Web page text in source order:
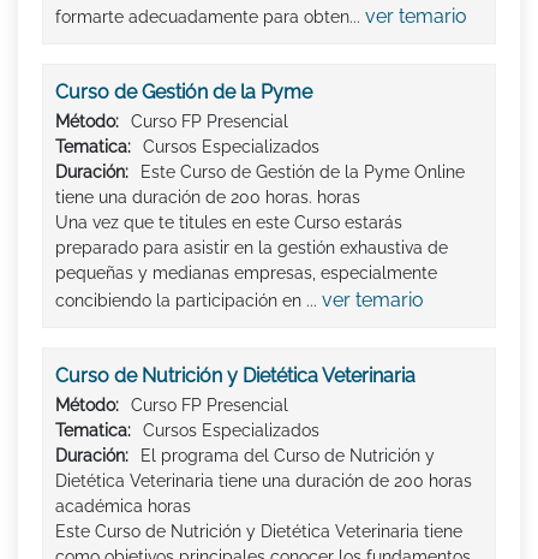
formarte adecuadamente para obten... ver temario
Curso de Gestión de la Pyme
Método:
Curso FP Presencial
Tematica:
Cursos Especializados
Duración:
Este Curso de Gestión de la Pyme Online
tiene una duración de 200 horas. horas
Una vez que te titules en este Curso estarás
preparado para asistir en la gestión exhaustiva de
pequeñas y medianas empresas, especialmente
concibiendo la participación en ... ver temario
Curso de Nutrición y Dietética Veterinaria
Método:
Curso FP Presencial
Tematica:
Cursos Especializados
Duración:
El programa del Curso de Nutrición y
Dietética Veterinaria tiene una duración de 200 horas
académica horas
Este Curso de Nutrición y Dietética Veterinaria tiene